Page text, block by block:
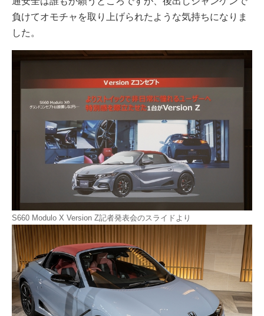
負けてオモチャを取り上げられたような気持ちになりま
した。
S660 Modulo X Version Z記者発表会のスライドより